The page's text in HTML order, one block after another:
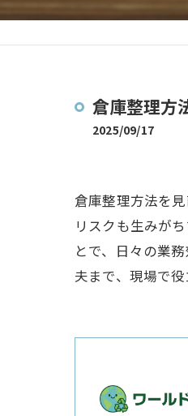
倉庫整理方
2025/09/17
倉庫整理方法を
リスクも生みが
とで、日々の業
夫まで、現場で